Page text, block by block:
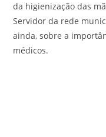
da higienização das
Servidor da rede
ainda, sobre a
médicos.